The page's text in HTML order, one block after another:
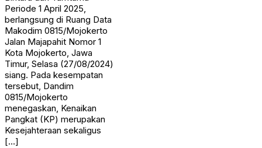
Periode 1 April 2025,
berlangsung di Ruang Data
Makodim 0815/Mojokerto
Jalan Majapahit Nomor 1
Kota Mojokerto, Jawa
Timur, Selasa (27/08/2024)
siang. Pada kesempatan
tersebut, Dandim
0815/Mojokerto
menegaskan, Kenaikan
Pangkat (KP) merupakan
Kesejahteraan sekaligus
[…]